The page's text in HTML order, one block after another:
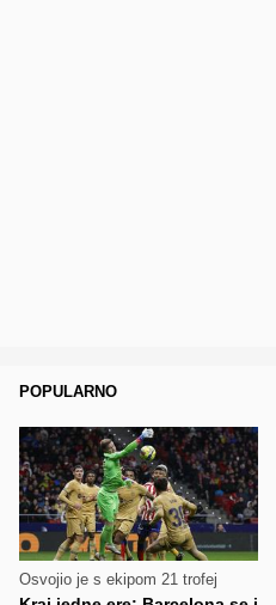
POPULARNO
Osvojio je s ekipom 21 trofej